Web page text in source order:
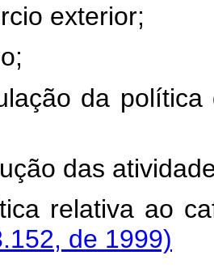
exterior;
da
das
relativa ao
de 1999)